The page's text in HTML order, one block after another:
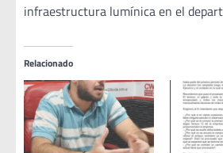
infraestructura lumínica en el
Relacionado